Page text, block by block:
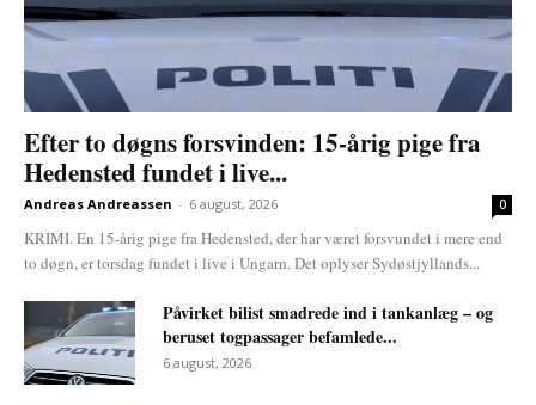
Efter to døgns forsvinden: 15-årig pige fra
Hedensted fundet i live...
Andreas Andreassen - 6 august, 2026 0
KRIMI. En 15-årig pige fra Hedensted, der har været forsvundet i mere end
to døgn, er torsdag fundet i live i Ungarn. Det oplyser Sydøstjyllands...
Påvirket bilist smadrede ind i tankanlæg – og
beruset togpassager befamlede...
6 august, 2026